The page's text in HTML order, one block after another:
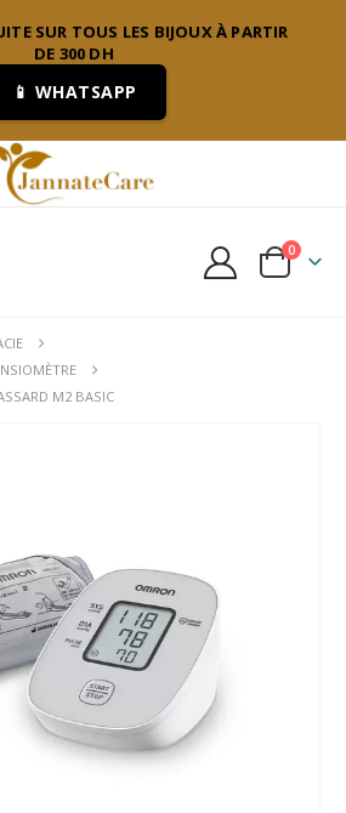
SUR TOUS LES BIJOUX À PARTIR
DE 300 DH
📱 WHATSAPP
0
M2 BASIC